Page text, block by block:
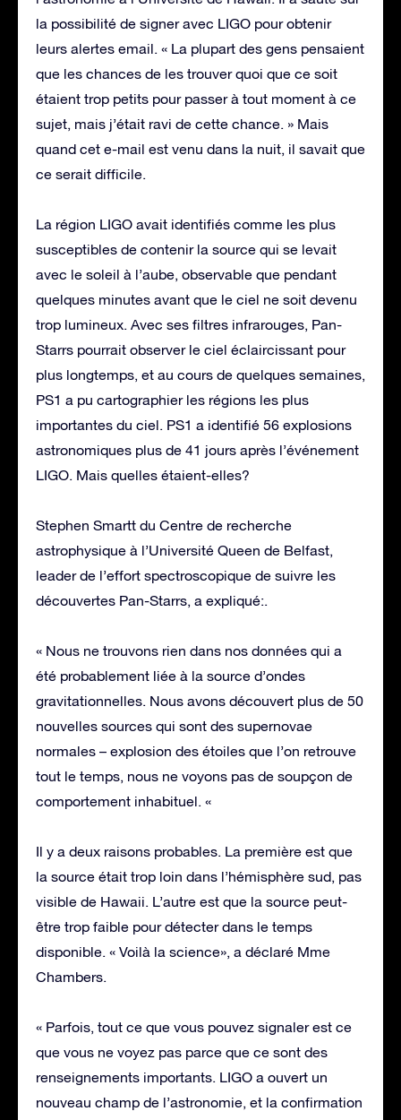
la possibilité de signer avec LIGO pour obtenir
leurs alertes email. « La plupart des gens pensaient
que les chances de les trouver quoi que ce soit
étaient trop petits pour passer à tout moment à ce
sujet, mais j’était ravi de cette chance. » Mais
quand cet e-mail est venu dans la nuit, il savait que
ce serait difficile.
La région LIGO avait identifiés comme les plus
susceptibles de contenir la source qui se levait
avec le soleil à l’aube, observable que pendant
quelques minutes avant que le ciel ne soit devenu
trop lumineux. Avec ses filtres infrarouges, Pan-
Starrs pourrait observer le ciel éclaircissant pour
plus longtemps, et au cours de quelques semaines,
PS1 a pu cartographier les régions les plus
importantes du ciel. PS1 a identifié 56 explosions
astronomiques plus de 41 jours après l’événement
LIGO. Mais quelles étaient-elles?
Stephen Smartt du Centre de recherche
astrophysique à l’Université Queen de Belfast,
leader de l’effort spectroscopique de suivre les
découvertes Pan-Starrs, a expliqué:.
« Nous ne trouvons rien dans nos données qui a
été probablement liée à la source d’ondes
gravitationnelles. Nous avons découvert plus de 50
nouvelles sources qui sont des supernovae
normales – explosion des étoiles que l’on retrouve
tout le temps, nous ne voyons pas de soupçon de
comportement inhabituel. «
Il y a deux raisons probables. La première est que
la source était trop loin dans l’hémisphère sud, pas
visible de Hawaii. L’autre est que la source peut-
être trop faible pour détecter dans le temps
disponible. « Voilà la science», a déclaré Mme
Chambers.
« Parfois, tout ce que vous pouvez signaler est ce
que vous ne voyez pas parce que ce sont des
renseignements importants. LIGO a ouvert un
nouveau champ de l’astronomie, et la confirmation